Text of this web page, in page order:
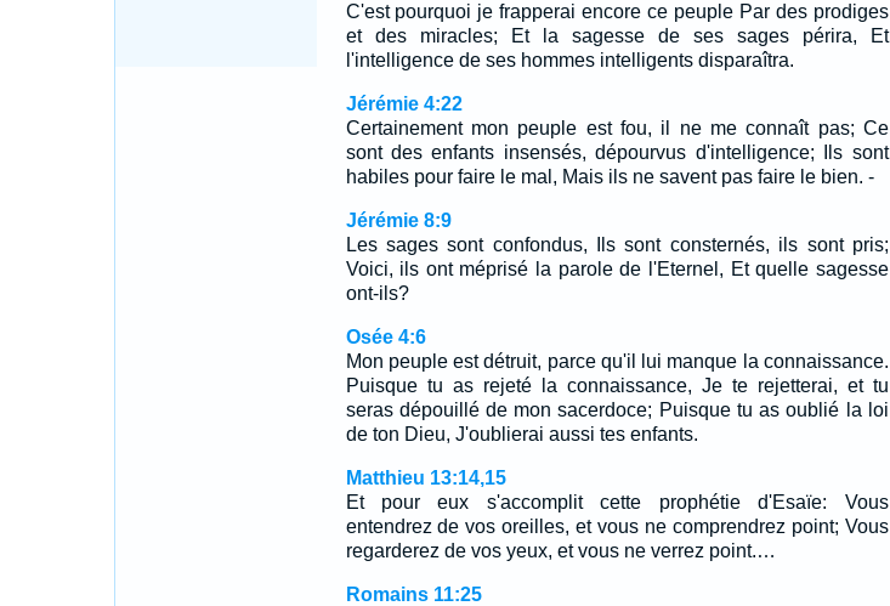
C'est pourquoi je frapperai encore ce peuple Par des prodiges
et des miracles; Et la sagesse de ses sages périra, Et
l'intelligence de ses hommes intelligents disparaîtra.
Jérémie 4:22
Certainement mon peuple est fou, il ne me connaît pas; Ce
sont des enfants insensés, dépourvus d'intelligence; Ils sont
habiles pour faire le mal, Mais ils ne savent pas faire le bien. -
Jérémie 8:9
Les sages sont confondus, Ils sont consternés, ils sont pris;
Voici, ils ont méprisé la parole de l'Eternel, Et quelle sagesse
ont-ils?
Osée 4:6
Mon peuple est détruit, parce qu'il lui manque la connaissance.
Puisque tu as rejeté la connaissance, Je te rejetterai, et tu
seras dépouillé de mon sacerdoce; Puisque tu as oublié la loi
de ton Dieu, J'oublierai aussi tes enfants.
Matthieu 13:14,15
Et pour eux s'accomplit cette prophétie d'Esaïe: Vous
entendrez de vos oreilles, et vous ne comprendrez point; Vous
regarderez de vos yeux, et vous ne verrez point.…
Romains 11:25